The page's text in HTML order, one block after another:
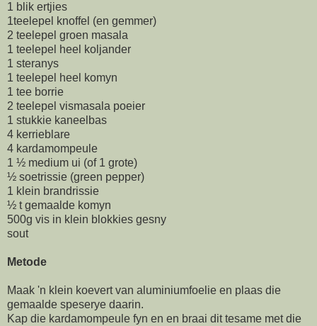
1 blik ertjies
1teelepel knoffel (en gemmer)
2 teelepel groen masala
1 teelepel heel koljander
1 steranys
1 teelepel heel komyn
1 tee borrie
2 teelepel vismasala poeier
1 stukkie kaneelbas
4 kerrieblare
4 kardamompeule
1 ½ medium ui (of 1 grote)
½ soetrissie (green pepper)
1 klein brandrissie
½ t gemaalde komyn
500g vis in klein blokkies gesny
sout
Metode
Maak 'n klein koevert van aluminiumfoelie en plaas die
gemaalde speserye daarin.
Kap die kardamompeule fyn en en braai dit tesame met die